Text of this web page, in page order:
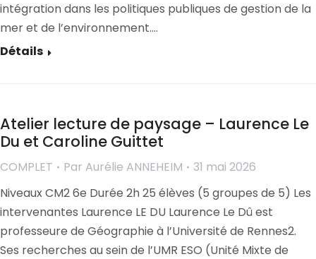
intégration dans les politiques publiques de gestion de la
mer et de l’environnement.…
Détails
Atelier lecture de paysage – Laurence Le
Du et Caroline Guittet
COMPLET Par Aurélie ANNEHEIM
31 mai 2026
Niveaux CM2 6e Durée 2h 25 élèves (5 groupes de 5) Les
intervenantes Laurence LE DU Laurence Le Dû est
professeure de Géographie à l’Université de Rennes2.
Ses recherches au sein de l’UMR ESO (Unité Mixte de